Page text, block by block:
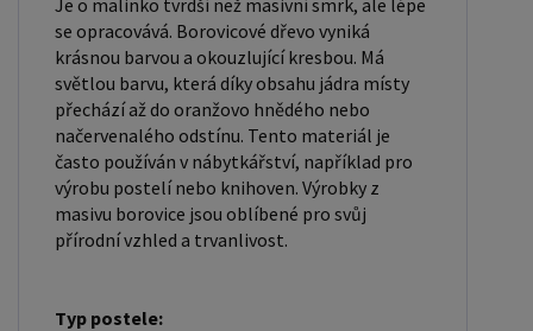
UŽIVATEL " - v horní liště ), vyplníte osobní údaje a
zakliknete " MÁME ZÁJEM O VELKOOBCHODNÍ
SPOLUPRÁCI " a zadáte fakturační údaje. Po jejich
kontrole, Vám bude povolen přístup do
velkoobchodu.
Je o malinko tvrdší než masivní smrk, ale lépe
se opracovává. Borovicové dřevo vyniká
krásnou barvou a okouzlující kresbou. Má
světlou barvu, která díky obsahu jádra místy
přechází až do oranžovo hnědého nebo
načervenalého odstínu. Tento materiál je
často používán v nábytkářství, například pro
výrobu postelí nebo knihoven. Výrobky z
masivu borovice jsou oblíbené pro svůj
přírodní vzhled a trvanlivost.
Typ postele: